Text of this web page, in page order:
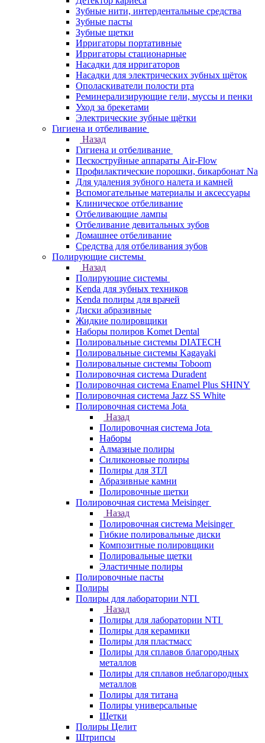
Зубные нити, интердентальные средства
Зубные пасты
Зубные щетки
Ирригаторы портативные
Ирригаторы стационарные
Насадки для ирригаторов
Насадки для электрических зубных щёток
Ополаскиватели полости рта
Реминерализирующие гели, муссы и пенки
Уход за брекетами
Электрические зубные щётки
Гигиена и отбеливание
Назад
Гигиена и отбеливание
Пескоструйные аппараты Air-Flow
Профилактические порошки, бикарбонат Na
Для удаления зубного налета и камней
Вспомогательные материалы и аксессуары
Клиническое отбеливание
Отбеливающие лампы
Отбеливание девитальных зубов
Домашнее отбеливание
Средства для отбеливания зубов
Полирующие системы
Назад
Полирующие системы
Kenda для зубных техников
Kenda полиры для врачей
Диски абразивные
Жидкие полировщики
Наборы полиров Komet Dental
Полировальные системы DIATECH
Полировальные системы Kagayaki
Полировальные системы Toboom
Полировочная система Duradent
Полировочная система Enamel Plus SHINY
Полировочная система Jazz SS White
Полировочная система Jota
Назад
Полировочная система Jota
Наборы
Алмазные полиры
Силиконовые полиры
Полиры для ЗТЛ
Абразивные камни
Полировочные щетки
Полировочная система Meisinger
Назад
Полировочная система Meisinger
Гибкие полировальные диски
Композитные полировщики
Полировальные щетки
Эластичные полиры
Полировочные пасты
Полиры
Полиры для лаборатории NTI
Назад
Полиры для лаборатории NTI
Полиры для керамики
Полиры для пластмасс
Полиры для сплавов благородных
металлов
Полиры для сплавов неблагородных
металлов
Полиры для титана
Полиры универсальные
Щетки
Полиры Целит
Штрипсы